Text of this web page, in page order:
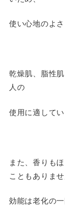
使い心地のよ
乾燥肌、脂性
人の
使用に適してい
また、香りも
こともありませ
効能は老化の